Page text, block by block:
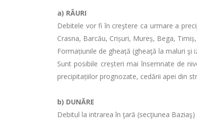
a) RÂURI
Debitele vor fi în creştere ca urmare a
Crasna, Barcău, Crișuri, Mureș, Bega,
Formațiunile de gheață (gheaţă la maluri
Sunt posibile creșteri mai însemnate de
precipitațiilor prognozate, cedării apei din
b) DUNĂRE
Debitul la intrarea în ţară (secţiunea